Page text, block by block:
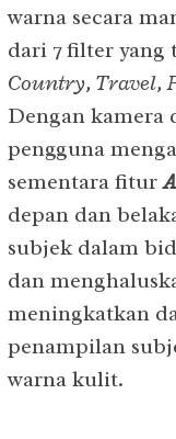
warna secara
dari 7 filter yang
Country, Travel,
Dengan kamera
pengguna
sementara fitur
depan dan
subjek dalam
dan
meningkatkan
penampilan
warna kulit.